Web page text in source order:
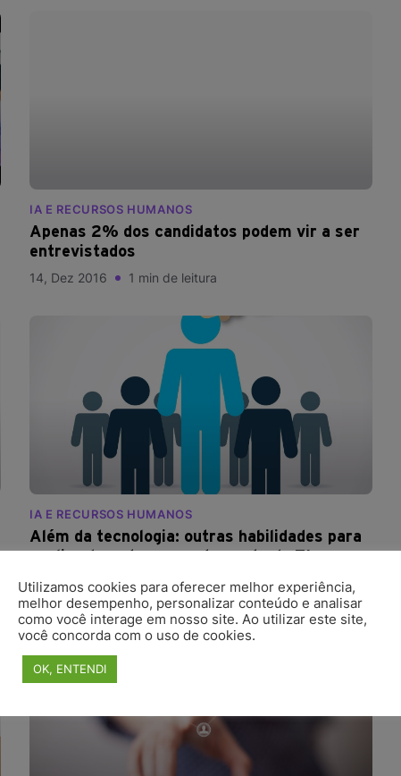
IA E RECURSOS HUMANOS
Apenas 2% dos candidatos podem vir a ser
entrevistados
14, Dez 2016 1 min de leitura
IA E RECURSOS HUMANOS
Além da tecnologia: outras habilidades para
02, Out 2017 3 min de leitura
Utilizamos cookies para oferecer melhor experiência,
melhor desempenho, personalizar conteúdo e analisar
como você interage em nosso site. Ao utilizar este site,
você concorda com o uso de cookies.
OK, ENTENDI